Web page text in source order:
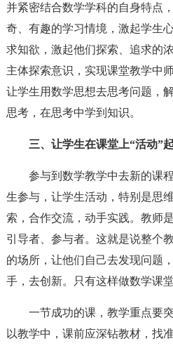
并紧密结合数学学科的自身特点
奇、有趣的学习情境，激起学生
求知欲，激起他们探索、追求的
主体探索意识，实现课堂教学中
让学生用数学思想去思考问题，
思考，在思考中学到知识。
三、让学生在课堂上“活动”
参与到数学教学中去新的课
生参与，让学生活动，特别是思
索，合作交流，动手实践。教师
引导者、参与者。这就是说整个
的场所，让他们自己去发现问题
手，去创新。只有这样做数学课
一节成功的课，教学重点要
以教学中，课前应深钻教材，找